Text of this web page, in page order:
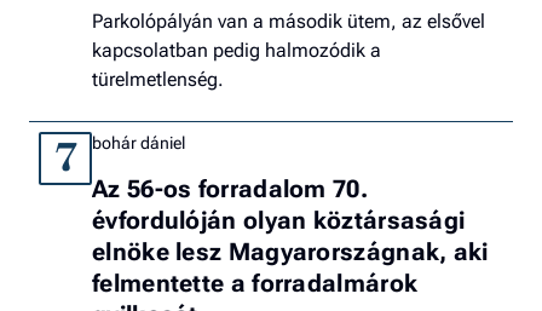
Parkolópályán van a második ütem, az elsővel
kapcsolatban pedig halmozódik a
türelmetlenség.
7 bohár dániel
Az 56-os forradalom 70.
évfordulóján olyan köztársasági
elnöke lesz Magyarországnak, aki
felmentette a forradalmárok